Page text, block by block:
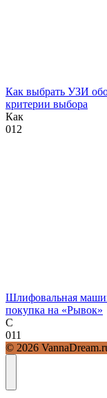
Как выбрать УЗИ
критерии выбора
Как
012
Шлифовальная
покупка на «Рывок»
С
011
© 2026